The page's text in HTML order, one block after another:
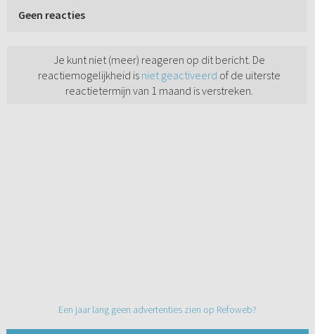
Geen reacties
Je kunt niet (meer) reageren op dit bericht. De
reactiemogelijkheid is niet geactiveerd of de uiterste
reactietermijn van 1 maand is verstreken.
Een jaar lang geen advertenties zien op Refoweb?